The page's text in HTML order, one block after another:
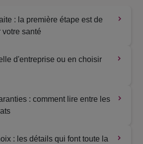
: la première étape est de
santé
d'entreprise ou en choisir
: comment lire entre les
: les détails qui font toute la